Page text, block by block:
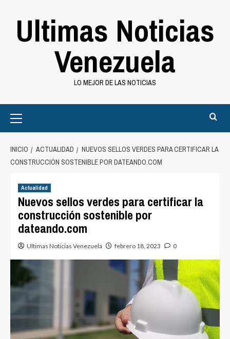
Ultimas Noticias
Venezuela
LO MEJOR DE LAS NOTICIAS
Menu
INICIO ACTUALIDAD
NUEVOS SELLOS VERDES PARA CERTIFICAR LA
CONSTRUCCIÓN SOSTENIBLE POR DATEANDO.COM
Actualidad
Nuevos sellos verdes para certificar la
construcción sostenible por
dateando.com
Ultimas Noticias Venezuela febrero 18, 2023 0